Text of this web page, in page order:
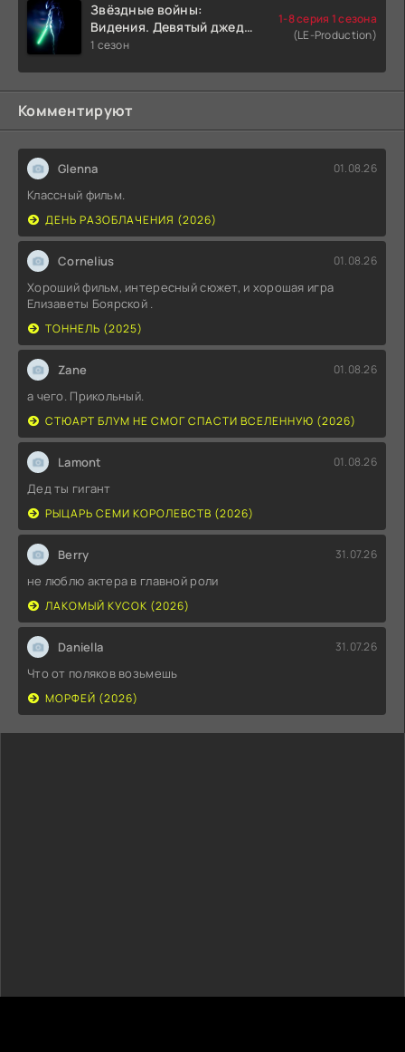
Звёздные войны:
Видения. Девятый джедай
(2026)
1 сезон
1-8 серия 1 сезона
(LE-Production)
Комментируют
Glenna 01.08.26
Классный фильм.
ДЕНЬ РАЗОБЛАЧЕНИЯ (2026)
Cornelius 01.08.26
Хороший фильм, интересный сюжет, и хорошая игра
Елизаветы Боярской .
ТОННЕЛЬ (2025)
Zane 01.08.26
а чего. Прикольный.
СТЮАРТ БЛУМ НЕ СМОГ СПАСТИ ВСЕЛЕННУЮ (2026)
Lamont 01.08.26
Дед ты гигант
РЫЦАРЬ СЕМИ КОРОЛЕВСТВ (2026)
Berry 31.07.26
не люблю актера в главной роли
ЛАКОМЫЙ КУСОК (2026)
Daniella 31.07.26
Что от поляков возьмешь
МОРФЕЙ (2026)